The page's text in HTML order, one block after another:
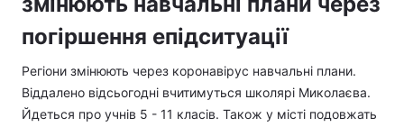
погіршення епідситуації
Регіони змінюють через коронавірус навчальні плани.
Віддалено відсьогодні вчитимуться школярі Миколаєва.
Йдеться про учнів 5 - 11 класів. Також у місті подовжать